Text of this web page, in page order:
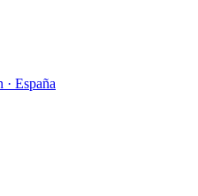
· España